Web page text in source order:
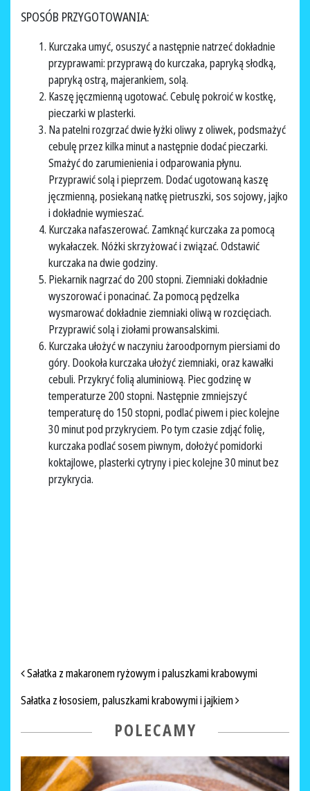
SPOSÓB PRZYGOTOWANIA:
Kurczaka umyć, osuszyć a następnie natrzeć dokładnie
przyprawami: przyprawą do kurczaka, papryką słodką,
papryką ostrą, majerankiem, solą.
Kaszę jęczmienną ugotować. Cebulę pokroić w kostkę,
pieczarki w plasterki.
Na patelni rozgrzać dwie łyżki oliwy z oliwek, podsmażyć
cebulę przez kilka minut a następnie dodać pieczarki.
Smażyć do zarumienienia i odparowania płynu.
Przyprawić solą i pieprzem. Dodać ugotowaną kaszę
jęczmienną, posiekaną natkę pietruszki, sos sojowy, jajko
i dokładnie wymieszać.
Kurczaka nafaszerować. Zamknąć kurczaka za pomocą
wykałaczek. Nóżki skrzyżować i związać. Odstawić
kurczaka na dwie godziny.
Piekarnik nagrzać do 200 stopni. Ziemniaki dokładnie
wyszorować i ponacinać. Za pomocą pędzelka
wysmarować dokładnie ziemniaki oliwą w rozcięciach.
Przyprawić solą i ziołami prowansalskimi.
Kurczaka ułożyć w naczyniu żaroodpornym piersiami do
góry. Dookoła kurczaka ułożyć ziemniaki, oraz kawałki
cebuli. Przykryć folią aluminiową. Piec godzinę w
temperaturze 200 stopni. Następnie zmniejszyć
temperaturę do 150 stopni, podlać piwem i piec kolejne
30 minut pod przykryciem. Po tym czasie zdjąć folię,
kurczaka podlać sosem piwnym, dołożyć pomidorki
koktajlowe, plasterki cytryny i piec kolejne 30 minut bez
przykrycia.
NAWIGACJA PO ARTYKUŁACH
Sałatka z makaronem ryżowym i paluszkami krabowymi
Sałatka z łososiem, paluszkami krabowymi i jajkiem
POLECAMY